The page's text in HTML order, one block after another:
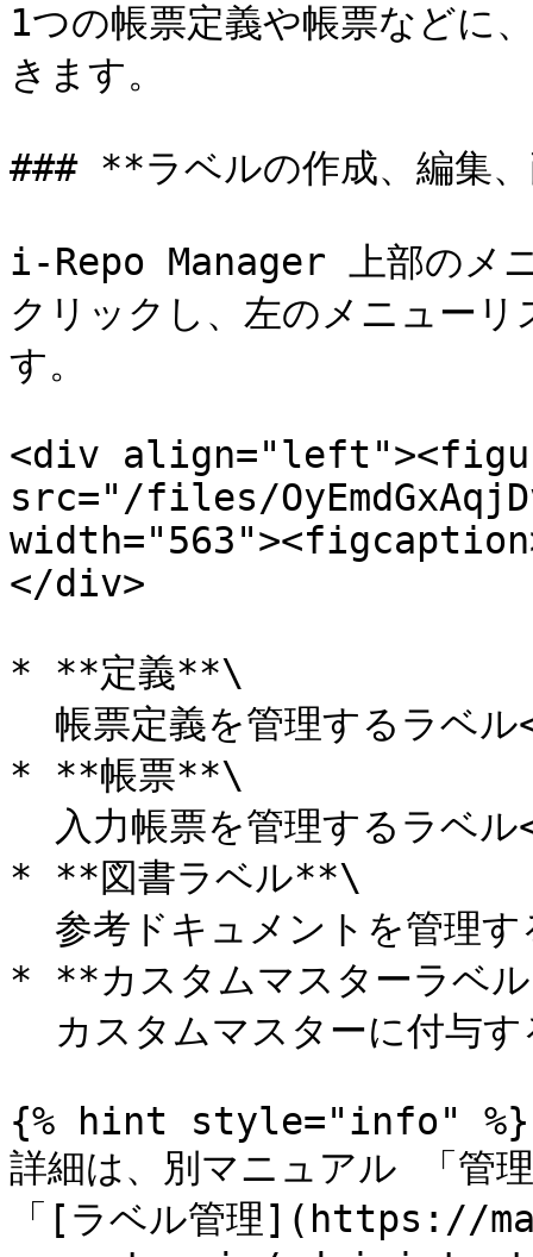
1つの帳票定義や帳票などに
きます。
### **ラベルの作成、編集
i-Repo Manager 上部のメ
クリックし、左のメニュー
す。
<div
src="/files/
</div>
* **定義**\
* **帳票**\
* **図書ラベル**\
* **カスタムマスターラベ
{% hint style="info" %}
詳細は、別マニュアル 「管
「[ラベル管理](https://